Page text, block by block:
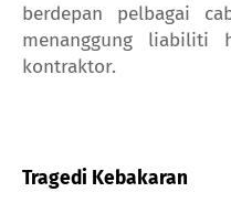
berdepan pelbagai
menanggung liabiliti
kontraktor.
Tragedi Kebakaran